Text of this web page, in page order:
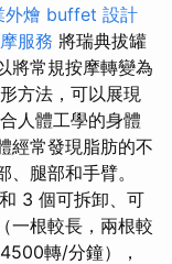
外燴 buffet 設計
服務 將瑞典拔罐
將常規按摩轉變為
方法，可以展現
人體工學的身體
經常發現脂肪的不
腿部和手臂。
3 個可拆卸、可
一根較長，兩根較
轉/分鐘），